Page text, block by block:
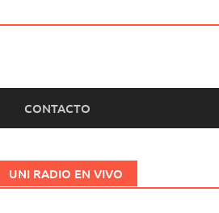
CONTACTO
UNI RADIO EN VIVO